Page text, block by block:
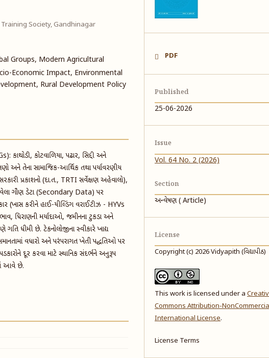
Society, Gandhinagar
Groups, Modern Agricultural
Economic Impact, Environmental
Rural Development Policy
કોટવાળિયા, પઢાર, સિદ્દી અને
અને તેના સામાજિક-આર્થિક તથા પર્યાવરણીય
પ્રકાશનો (દા.ત., TRTI સર્વેક્ષણ અહેવાલો),
ગૌણ ડેટા (Secondary Data) પર
(ખાસ કરીને હાઈ-યીલ્ડિંગ વરાઈટીઝ - HYVs
ધિરાણની મર્યાદાઓ, જમીનના ટુકડા અને
ગતિ ધીમી છે. ટેકનોલોજીના સ્વીકારે ખાદ્ય
વધારો અને પરંપરાગત ખેતી પદ્ધતિઓ પર
દૂર કરવા માટે સ્થાનિક સંદર્ભને અનુરૂપ
આવે છે.
PDF
Published
25-06-2026
Issue
Vol. 64 No. 2 (2026)
Section
અન્વેષણ ( Article)
License
Copyright (c) 2026 Vidyapith (વિદ્યાપીઠ)
This work is licensed under a
Commons Attribution-
International License.
License Terms